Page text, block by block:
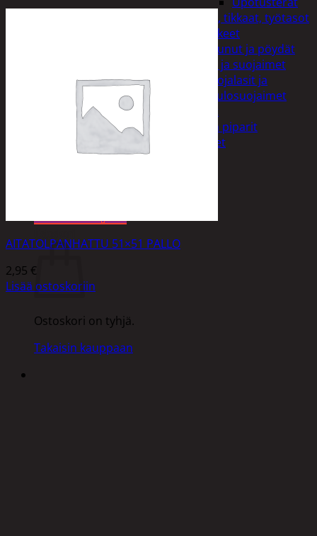
Telineet, tikkaat, työtasot
ja tarvikkeet
Vaunut ja pöydät
Työasut ja suojaimet
Suojalasit ja
kuulosuojaimet
Elintarvikkeet
Keksit ja piparit
Mausteet
Ostoskori on tyhjä.
Takaisin kauppaan
AITATOLPANHATTU 51×51 PALLO
2,95 €
Lisää ostoskoriin